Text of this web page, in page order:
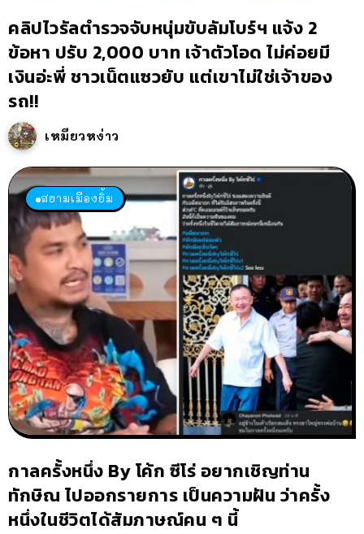
คลิปไวรัลตำรวจจับหนุ่มขับลัมโบร์ฯ แจ้ง 2
ข้อหา ปรับ 2,000 บาท เจ้าตัวโอด ไม่ค่อยมี
เงินอ่ะพี่ ชาวเน็ตแซวยับ แต่เขาไม่ใช่เจ้าของ
รถ!!
เหมียวหง่าว
สยามเมืองยิ้ม
กาลครั้งหนึ่ง By โค้ก ซีโร่ อยากเชิญท่าน
ทักษิณ ไปออกรายการ เป็นความฝัน ว่าครั้ง
หนึ่งในชีวิตได้สัมภาษณ์คน ๆ นี้